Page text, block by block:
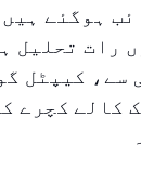
ہوگئے
رات تحلیل
سے، کیپٹل
کالے کچرے